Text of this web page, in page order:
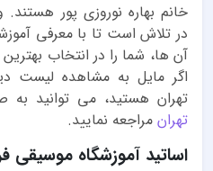
خانم بهاره نوروزی پور
در تلاش است تا با معرفی
آن ها، شما را در انتخاب
اگر مایل به مشاهده لیست
تهران هستید، می توانید به
تهران مراجعه نمایید.
اساتید آموزشگاه موسیقی